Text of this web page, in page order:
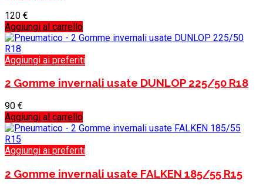
120 €
Aggiungi al carrello
Aggiungi ai preferiti
2 Gomme invernali usate DUNLOP 225/50 R18
90 €
Aggiungi al carrello
Aggiungi ai preferiti
2 Gomme invernali usate FALKEN 185/55 R15